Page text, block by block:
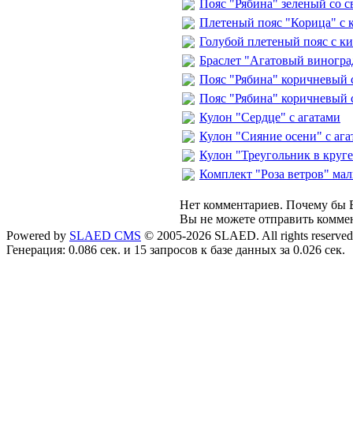
Пояс "Рябина" зеленый со
Плетеный пояс "Корица" с
Голубой плетеный пояс с
Браслет "Агатовый
Пояс "Рябина" коричневый
Пояс "Рябина" коричневый
Кулон "Сердце" с агатами
Кулон "Сияние осени" с
Кулон "Треугольник в
Комплект "Роза ветров"
Нет комментариев. Почему бы
Вы не можете отправить
Powered by SLAED CMS © 2005-2026 SLAED. All rights
Генерация: 0.086 сек. и 15 запросов к базе данных за 0.026 сек.